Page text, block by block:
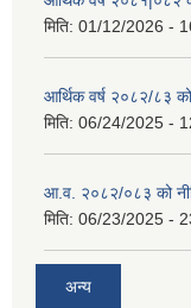
मिति: 01/12/2026 -
आर्थिक वर्ष २०८२/८३
मिति: 06/24/2025 -
आ.व. २०८२/०८३ को
मिति: 06/23/2025 -
अन्य